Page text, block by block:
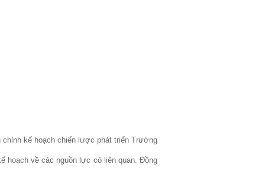
chỉnh kế hoạch chiến lược phát triển Trường
hoạch về các nguồn lực có liên quan. Đồng